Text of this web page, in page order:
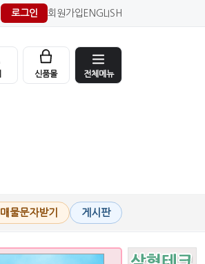
로그인 회원가입 ENGLISH
신품몰 전체메뉴
매물문자받기 게시판